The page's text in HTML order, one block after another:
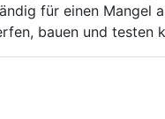
für einen Mangel
bauen und testen